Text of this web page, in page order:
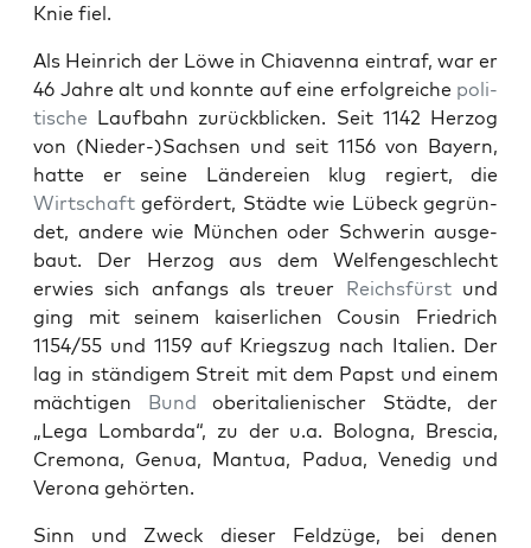
Knie fiel.
Als Hein­rich der Löwe in Chi­aven­na ein­traf, war er
46 Jahre alt und kon­nte auf eine erfol­gre­iche poli­
tis­che Lauf­bahn zurück­blick­en. Seit 1142 Her­zog
von (Nieder-)Sachsen und seit 1156 von Bay­ern,
hat­te er seine Län­dereien klug regiert, die
Wirtschaft gefördert, Städte wie Lübeck gegrün­
det, andere wie München oder Schw­erin aus­ge­
baut. Der Her­zog aus dem Welfengeschlecht
erwies sich anfangs als treuer Reichs­fürstund
ging mit seinem kaiser­lichen Cousin Friedrich
1154/55 und 1159 auf Kriegszug nach Ital­ien. Der
lag in ständi­gem Stre­it mit dem Papst und einem
mächti­gen Bund ober­i­tal­ienis­ch­er Städte, der
„Lega Lom­bar­da“, zu der u.a. Bologna, Bres­cia,
Cre­mona, Gen­ua, Man­tua, Pad­ua, Venedig und
Verona gehörten.
Sinn und Zweck dieser Feldzüge, bei denen